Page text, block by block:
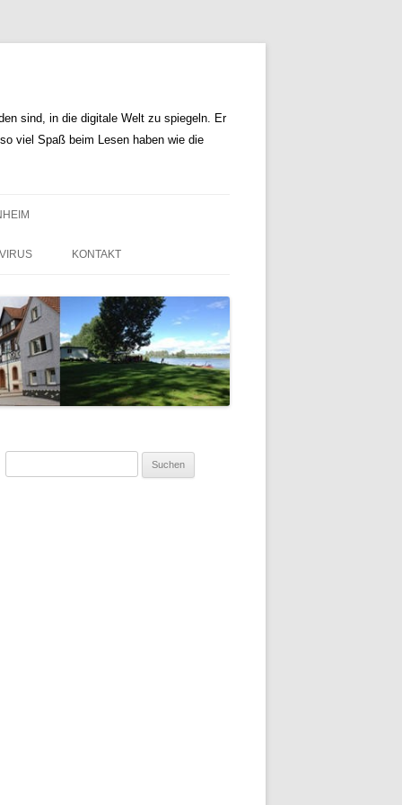
sind, in die digitale Welt zu spiegeln. Er
viel Spaß beim Lesen haben wie die
KONTAKT